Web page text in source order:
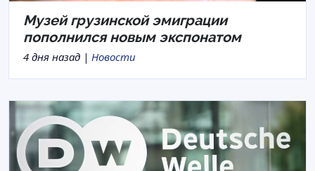
Музей грузинской эмиграции
пополнился новым экспонатом
4 дня назад | Новости